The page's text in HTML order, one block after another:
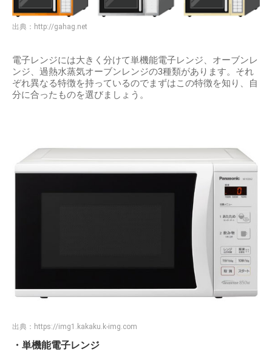
出典： http://gahag.net
電子レンジには大きく分けて単機能電子レンジ、オーブンレ
ンジ、過熱水蒸気オーブンレンジの3種類があります。それ
ぞれ異なる特徴を持っているのでまずはこの特徴を知り、自
分に合ったものを選びましょう。
出典： https://img1.kakaku.k-img.com
・単機能電子レンジ